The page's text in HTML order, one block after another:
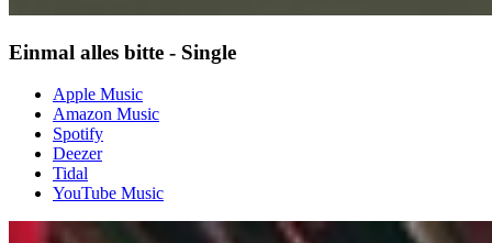
Einmal alles bitte - Single
Apple Music
Amazon Music
Spotify
Deezer
Tidal
YouTube Music